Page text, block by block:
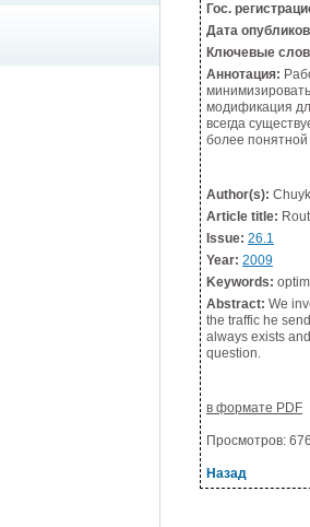
Гос.
Дата
Ключевые
Аннотация:
модификация
всегда
более понятной
Author(s):
Article title:
Issue: 26.1
Year: 2009
Keywords:
Abstract: We
the traffic he
always exists
question.
в формате PDF
Просмотров:
Назад